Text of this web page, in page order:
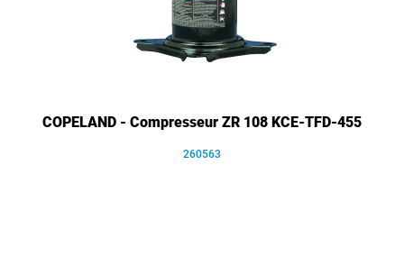
COPELAND - Compresseur ZR 108 KCE-TFD-455
260563